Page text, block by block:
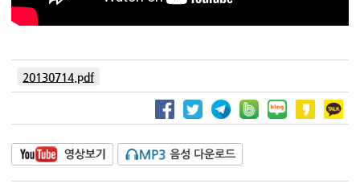
20130714.pdf